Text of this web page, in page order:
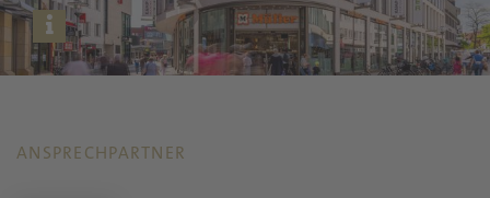
ANSPRECHPARTNER